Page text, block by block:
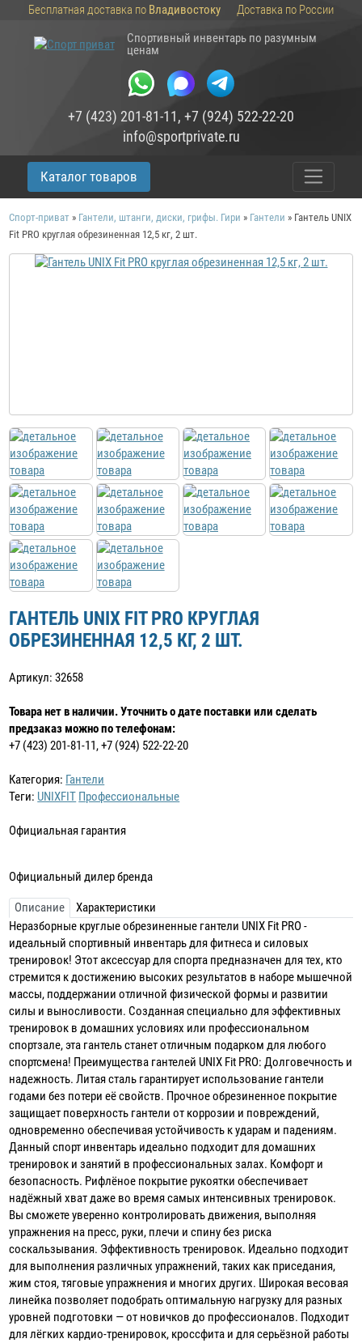
Бесплатная доставка по Владивостоку
Доставка по России
Спортивный инвентарь по разумным
ценам
+7 (423) 201-81-11, +7 (924) 522-22-20
info@sportprivate.ru
Каталог товаров
Спорт-приват » Гантели, штанги, диски, грифы. Гири » Гантели » Гантель UNIX
Fit PRO круглая обрезиненная 12,5 кг, 2 шт.
ГАНТЕЛЬ UNIX FIT PRO КРУГЛАЯ
ОБРЕЗИНЕННАЯ 12,5 КГ, 2 ШТ.
Артикул: 32658
Товара нет в наличии. Уточнить о дате поставки или сделать
предзаказ можно по телефонам:
+7 (423) 201-81-11, +7 (924) 522-22-20
Категория: Гантели
Теги: UNIXFIT Профессиональные
Официальная гарантия
Официальный дилер бренда
Описание
Характеристики
Неразборные круглые обрезиненные гантели UNIX Fit PRO -
идеальный спортивный инвентарь для фитнеса и силовых
тренировок! Этот аксессуар для спорта предназначен для тех, кто
стремится к достижению высоких результатов в наборе мышечной
массы, поддержании отличной физической формы и развитии
силы и выносливости. Созданная специально для эффективных
тренировок в домашних условиях или профессиональном
спортзале, эта гантель станет отличным подарком для любого
спортсмена! Преимущества гантелей UNIX Fit PRO: Долговечность и
надежность. Литая сталь гарантирует использование гантели
годами без потери её свойств. Прочное обрезиненное покрытие
защищает поверхность гантели от коррозии и повреждений,
одновременно обеспечивая устойчивость к ударам и падениям.
Данный спорт инвентарь идеально подходит для домашних
тренировок и занятий в профессиональных залах. Комфорт и
безопасность. Рифлёное покрытие рукоятки обеспечивает
надёжный хват даже во время самых интенсивных тренировок.
Вы сможете уверенно контролировать движения, выполняя
упражнения на пресс, руки, плечи и спину без риска
соскальзывания. Эффективность тренировок. Идеально подходит
для выполнения различных упражнений, таких как приседания,
жим стоя, тяговые упражнения и многих других. Широкая весовая
линейка позволяет подобрать оптимальную нагрузку для разных
уровней подготовки — от новичков до профессионалов. Подходит
для лёгких кардио-тренировок, кроссфита и для серьёзной работы